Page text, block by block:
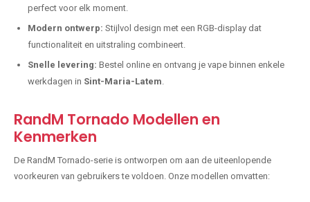
perfect voor elk moment.
Modern ontwerp: Stijlvol design met een RGB-display dat
functionaliteit en uitstraling combineert.
Snelle levering: Bestel online en ontvang je vape binnen enkele
werkdagen in Sint-Maria-Latem
RandM Tornado Modellen en
Kenmerken
De RandM Tornado-serie is ontworpen om aan de uiteenlopende
voorkeuren van gebruikers te voldoen. Onze modellen omvatten: